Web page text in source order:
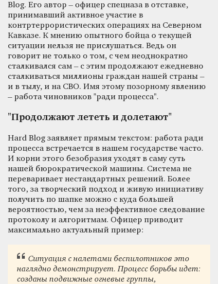
Blog. Его автор – офицер спецназа в отставке,
принимавший активное участие в
контртеррористических операциях на Северном
Кавказе. К мнению опытного бойца о текущей
ситуации нельзя не прислушаться. Ведь он
говорит не только о том, с чем неоднократно
сталкивался сам – с этим продолжают ежедневно
сталкиваться миллионы граждан нашей страны –
и в тылу, и на СВО. Имя этому позорному явлению
– работа чиновников "ради процесса".
"Продолжают лететь и долетают"
Hard Blog заявляет прямым текстом: работа ради
процесса встречается в нашем государстве часто.
И корни этого безобразия уходят в саму суть
нашей бюрократической машины. Система не
переваривает нестандартных решений. Более
того, за творческий подход и живую инициативу
получить по шапке можно с куда большей
вероятностью, чем за неэффективное следование
протоколу и алгоритмам. Офицер приводит
максимально актуальный пример:
Ситуация с налетами беспилотников это
наглядно демонстрирует. Процесс борьбы идет:
созданы подвижные огневые группы,